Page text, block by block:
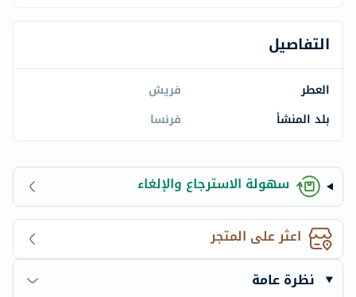
التفاصيل
العطر
فريش
بلد المنشأ
فرنسا
سهولة الاسترجاع والإلغاء
اعثر على المتجر
نظرة عامة